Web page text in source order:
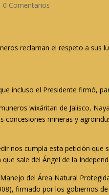
0 Comentarios
reclaman el respeto a sus
incluso el Presidente firmó,
wixáritari de Jalisco,
concesiones mineras y
nos cumpla esta petición que
sale del Ángel de la
del Área Natural
firmado por los gobiernos